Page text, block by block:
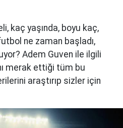
kaç yaşında, boyu kaç,
ne zaman başladı,
Adem Guven ile ilgili
merak ettiği tüm bu
araştırıp sizler için